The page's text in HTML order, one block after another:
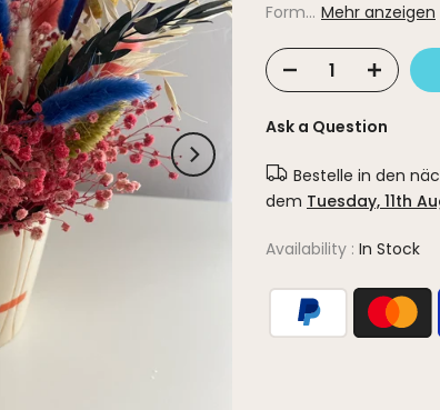
Form... Mehr anzeigen
Ask a Question
Bestelle in den
dem Tuesday, 11th
Availability : In Stock